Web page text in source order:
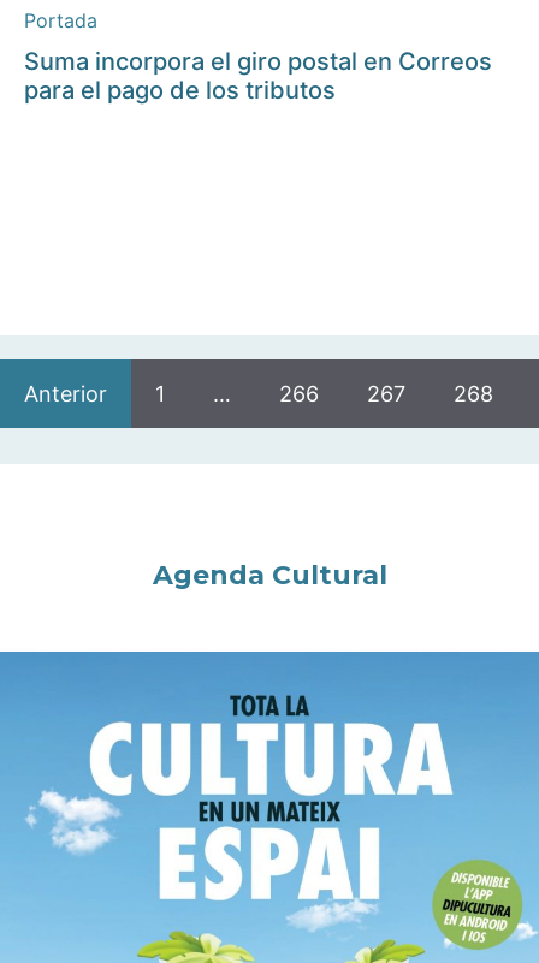
Portada
Suma incorpora el giro postal en Correos
para el pago de los tributos
Anterior 1 … 266 267 268
Agenda Cultural